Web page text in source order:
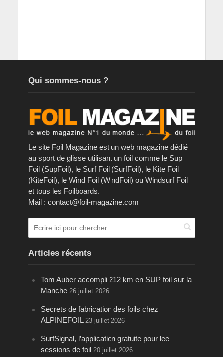
Qui sommes-nous ?
Le site Foil Magazine est un web magazine dédié
au sport de glisse utilisant un foil comme le Sup
Foil (SupFoil), le Surf Foil (SurfFoil), le Kite Foil
(KiteFoil), le Wind Foil (WindFoil) ou Windsurf Foil
et tous les Foilboards.
Mail : contact@foil-magazine.com
Articles récents
Tom Auber accompli 212 km en SUP foil sur la
Manche 26 juillet 2026
Secrets de fabrication des foils chez
ALPINEFOIL 23 juillet 2026
SurfSignal, l’application gratuite pour lee
sessions de foil 20 juillet 2026